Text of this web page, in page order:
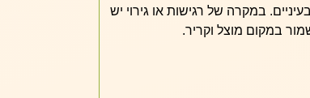
במקרה של רגישות או גירוי יש
במקום מוצל וקריר.